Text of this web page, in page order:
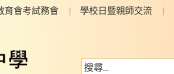
育會考試務會 學校日暨親師交流